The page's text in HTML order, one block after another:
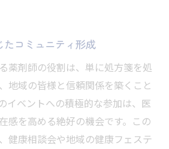
コミュニティ形成
薬剤師の役割は、単に処方箋を処
地域の皆様と信頼関係を築くこと
イベントへの積極的な参加は、医
感を高める絶好の機会です。この
健康相談会や地域の健康フェステ